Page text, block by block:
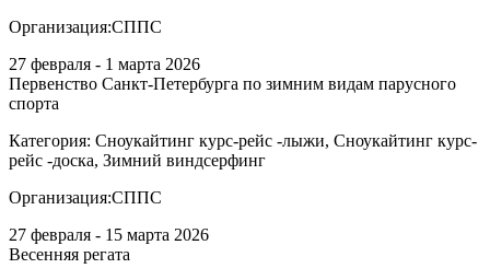
Организация:СППС
27 февраля - 1 марта 2026
Первенство Санкт-Петербурга по зимним видам парусного
спорта
Категория: Сноукайтинг курс-рейс -лыжи, Сноукайтинг курс-
рейс -доска, Зимний виндсерфинг
Организация:СППС
27 февраля - 15 марта 2026
Весенняя регата